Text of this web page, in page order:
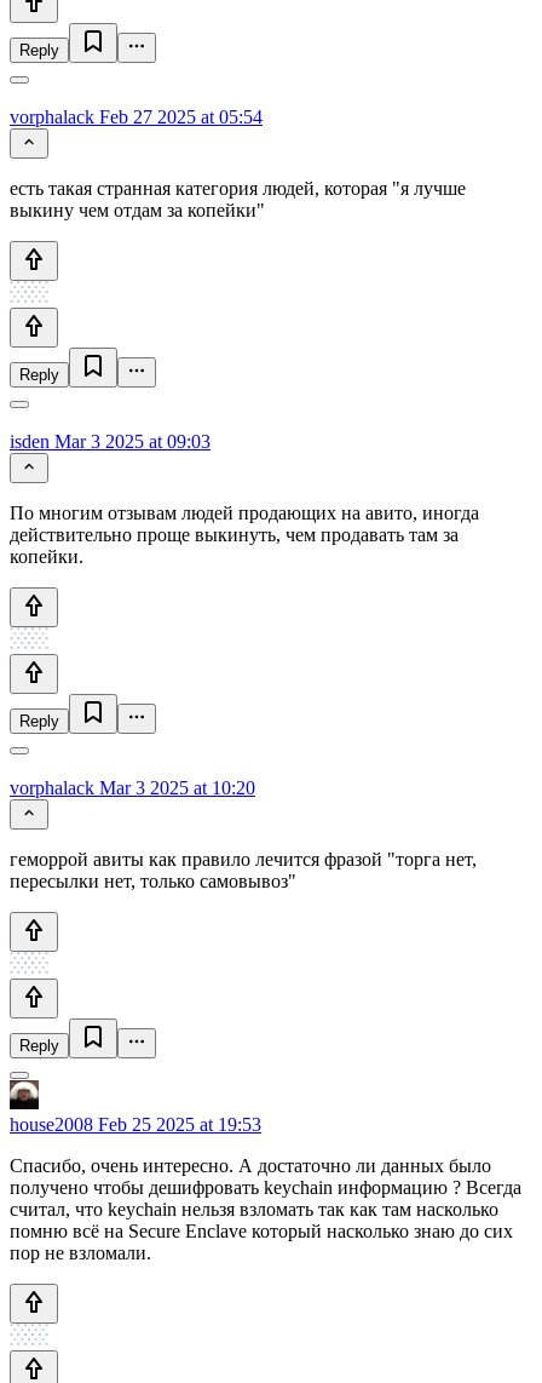
Reply
vorphalack Feb 27 2025 at 05:54
есть такая странная категория людей, которая "я лучше
выкину чем отдам за копейки"
Reply
isden Mar 3 2025 at 09:03
По многим отзывам людей продающих на авито, иногда
действительно проще выкинуть, чем продавать там за
копейки.
Reply
vorphalack Mar 3 2025 at 10:20
геморрой авиты как правило лечится фразой "торга нет,
пересылки нет, только самовывоз"
Reply
house2008 Feb 25 2025 at 19:53
Спасибо, очень интересно. А достаточно ли данных было
получено чтобы дешифровать keychain информацию ? Всегда
считал, что keychain нельзя взломать так как там насколько
помню всё на Secure Enclave который насколько знаю до сих
пор не взломали.